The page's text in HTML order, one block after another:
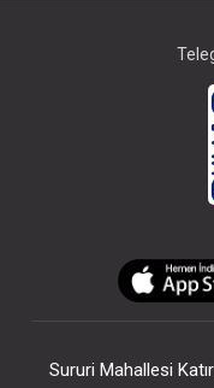
Sururi Mahallesi